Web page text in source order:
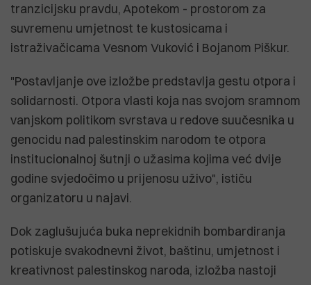
tranzicijsku pravdu, Apotekom - prostorom za
suvremenu umjetnost te kustosicama i
istraživačicama Vesnom Vuković i Bojanom Piškur.
"Postavljanje ove izložbe predstavlja gestu otpora i
solidarnosti. Otpora vlasti koja nas svojom sramnom
vanjskom politikom svrstava u redove suučesnika u
genocidu nad palestinskim narodom te otpora
institucionalnoj šutnji o užasima kojima već dvije
godine svjedočimo u prijenosu uživo", ističu
organizatoru u najavi.
Dok zaglušujuća buka neprekidnih bombardiranja
potiskuje svakodnevni život, baštinu, umjetnost i
kreativnost palestinskog naroda, izložba nastoji